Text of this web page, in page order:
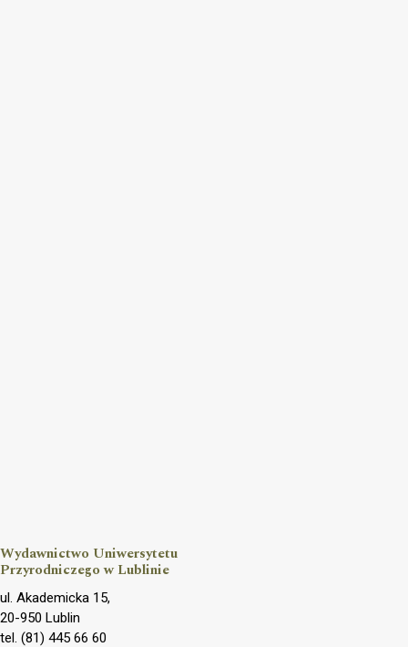
Wydawnictwo Uniwersytetu
Przyrodniczego w Lublinie
ul. Akademicka 15,
20-950 Lublin
tel. (81) 445 66 60